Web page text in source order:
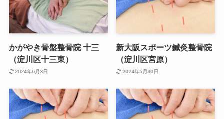
かがやき骨盤整骨院 十三
（淀川区十三東）
2024年6月3日
新大阪スポーツ鍼灸整骨院
（淀川区宮原）
2024年5月30日